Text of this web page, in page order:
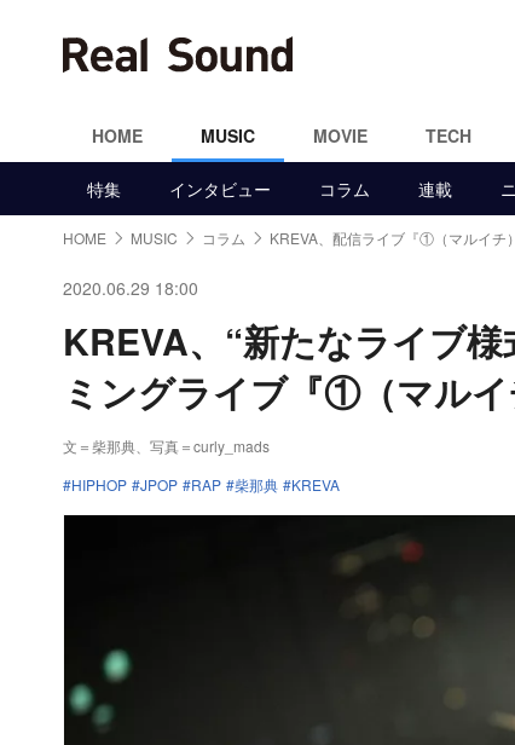
HOME MUSIC MOVIE TECH
特集 インタビュー コラム 連載
HOME MUSIC コラム KREVA、配信ライブ『①（マルイチ
2020.06.29 18:00
KREVA、“新たなライブ
ミングライブ『①（マル
文＝柴那典、写真＝curly_mads
HIPHOP
JPOP RAP 柴那典 KREVA